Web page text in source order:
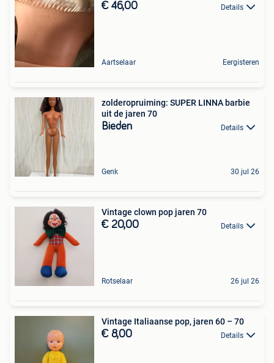
€ 46,00 Details
Aartselaar Eergisteren
zolderopruiming: SUPER LINNA barbie
uit de jaren 70
Bieden Details
Genk 30 jul 26
Vintage clown pop jaren 70
€ 20,00 Details
Rotselaar 26 jul 26
Vintage Italiaanse pop, jaren 60 – 70
€ 8,00 Details